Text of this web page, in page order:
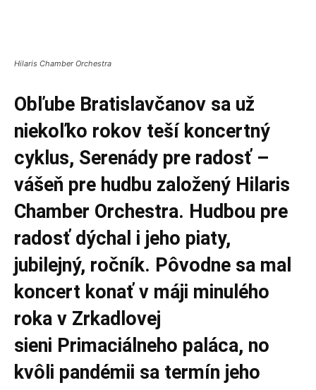
Hilaris Chamber Orchestra
Obľube Bratislavčanov sa už
niekoľko rokov teší koncertný
cyklus, Serenády pre radosť –
vášeň pre hudbu založený Hilaris
Chamber Orchestra. Hudbou pre
radosť dýchal i jeho piaty,
jubilejný, ročník. Pôvodne sa mal
koncert konať v máji minulého
roka v Zrkadlovej
sieni Primaciálneho paláca, no
kvôli pandémii sa termín jeho